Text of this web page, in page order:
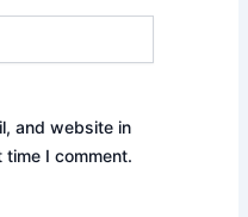
and website in
I comment.